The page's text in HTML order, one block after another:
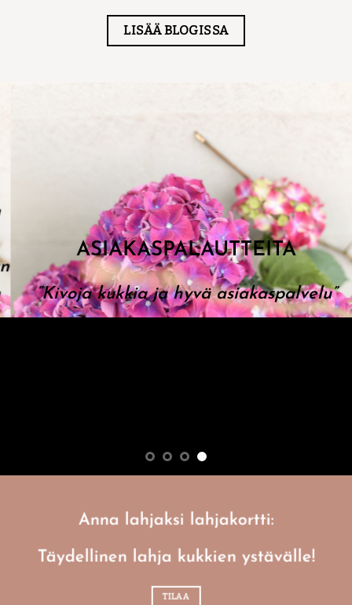
LISÄÄ BLOGISSA
ASIAKASPALAUTTEITA
“Kivoja kukkia ja hyvä asiakaspalvelu”
Anna lahjaksi lahjakortti:
Täydellinen lahja kukkien ystävälle!
TILAA